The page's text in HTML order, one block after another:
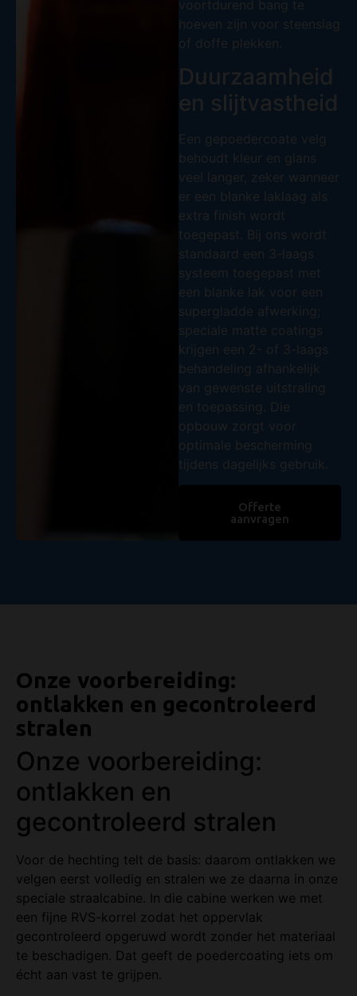
voortdurend bang te
hoeven zijn voor steenslag
of doffe plekken.
Duurzaamheid
en slijtvastheid
Een gepoedercoate velg
behoudt kleur en glans
veel langer, zeker wanneer
er een blanke laklaag als
extra finish wordt
toegepast. Bij ons wordt
standaard een 3-laags
systeem toegepast met
een blanke lak voor een
supergladde afwerking;
speciale matte coatings
krijgen een 2- of 3-laags
behandeling afhankelijk
van gewenste uitstraling
en toepassing. Die
opbouw zorgt voor
optimale bescherming
tijdens dagelijks gebruik.
Offerte
aanvragen
Onze voorbereiding:
ontlakken en gecontroleerd
stralen
Onze voorbereiding:
ontlakken en
gecontroleerd stralen
Voor de hechting telt de basis: daarom ontlakken we
velgen eerst volledig en stralen we ze daarna in onze
speciale straalcabine. In die cabine werken we met
een fijne RVS-korrel zodat het oppervlak
gecontroleerd opgeruwd wordt zonder het materiaal
te beschadigen. Dat geeft de poedercoating iets om
écht aan vast te grijpen.